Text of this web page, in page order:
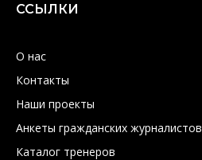
ССЫЛКИ
О нас
Контакты
Наши проекты
Анкеты гражданских журналистов
Каталог тренеров